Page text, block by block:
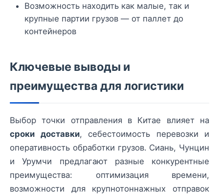
Возможность находить как малые, так и
крупные партии грузов — от паллет до
контейнеров
Ключевые выводы и
преимущества для логистики
Выбор точки отправления в Китае влияет на
сроки доставки, себестоимость перевозки и
оперативность обработки грузов. Сиань, Чунцин
и Урумчи предлагают разные конкурентные
преимущества: оптимизация времени,
возможности для крупнотоннажных отправок